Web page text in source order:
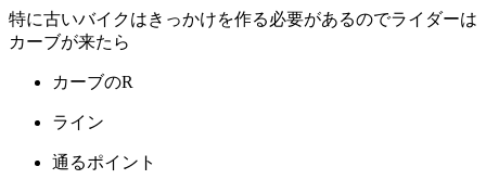
特に古いバイクはきっかけを作る必要があるのでライダーは
カーブが来たら
カーブのR
ライン
通るポイント